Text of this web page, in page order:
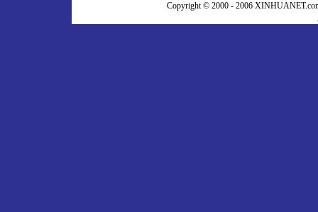
Copyright © 2000 - 2006